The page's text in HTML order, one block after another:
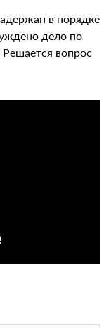
в порядке
дело по
вопрос